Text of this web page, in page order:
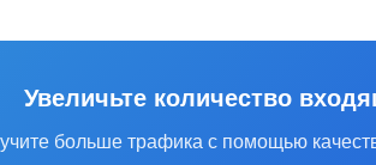
Увеличьте количество
больше трафика с помощью